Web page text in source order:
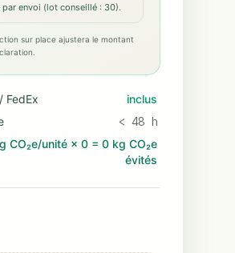
envoi (lot conseillé : 30).
sur place ajustera le montant
FedEx
inclus
< 48 h
CO₂e/unité× 0= 0 kg CO₂e
évités